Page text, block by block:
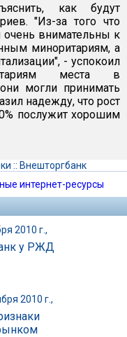
как будут
"Из-за того что
внимательны к
миноритариям, а
- успокоил
места в
могли принимать
надежду, что рост
послужит хорошим
:: Внешторгбанк
интернет-ресурсы
2010 г.,
у РЖД
2010 г.,